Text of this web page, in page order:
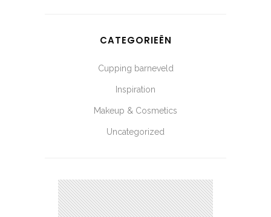
CATEGORIEËN
Cupping barneveld
Inspiration
Makeup & Cosmetics
Uncategorized